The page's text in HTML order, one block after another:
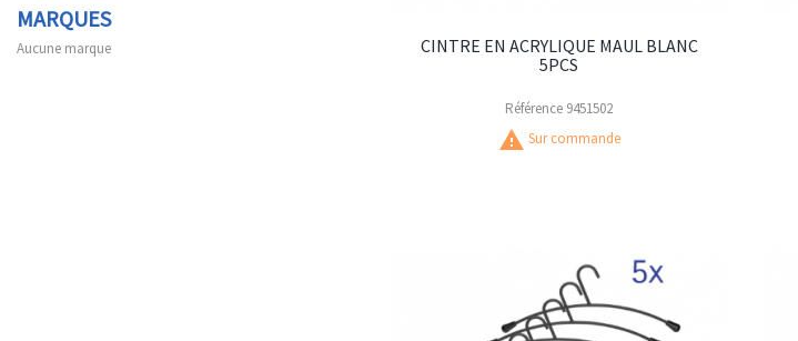
MARQUES
Aucune marque
CINTRE EN ACRYLIQUE MAUL BLANC
5PCS
Référence 9451502
warning Sur commande